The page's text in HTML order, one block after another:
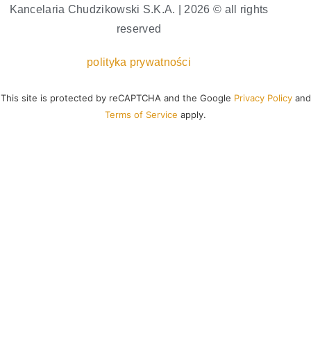
Kancelaria Chudzikowski S.K.A. | 2026 © all rights
reserved
polityka prywatności
This site is protected by reCAPTCHA and the Google Privacy Policyand
Terms of Service apply.